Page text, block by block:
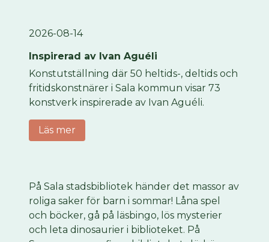
2026-08-14
Inspirerad av Ivan Aguéli
Konstutställning där 50 heltids-, deltids och
fritidskonstnärer i Sala kommun visar 73
konstverk inspirerade av Ivan Aguéli.
Läs mer
På Sala stadsbibliotek händer det massor av
roliga saker för barn i sommar! Låna spel
och böcker, gå på läsbingo, lös mysterier
och leta dinosaurier i biblioteket. På